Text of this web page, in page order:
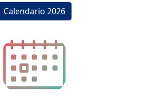
Calendario 2026